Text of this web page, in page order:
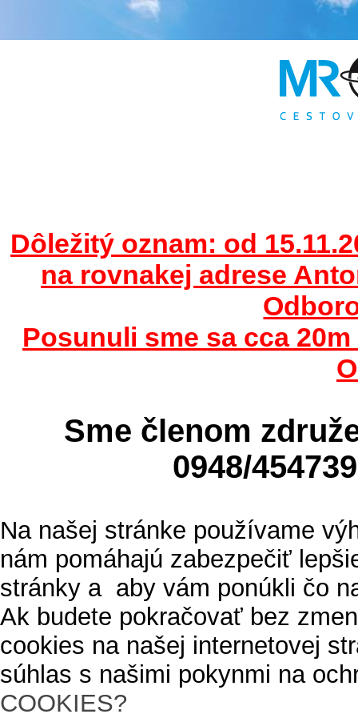
Dôležitý oznam: od
na rovnakej adrese
Posunuli sme sa cca
Sme členom
0948/
Na našej stránke používame
nám pomáhajú zabezpečiť
stránky a aby vám ponúkli čo
Ak budete pokračovať bez
cookies na našej internetovej
súhlas s našimi pokynmi na
COOKIES?